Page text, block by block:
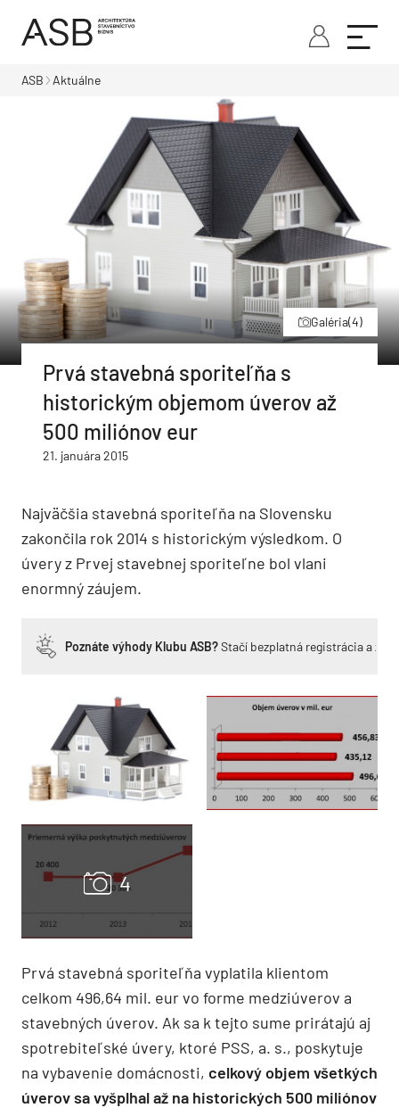
ASB Aktuálne
Galéria(4)
Prvá stavebná sporiteľňa s
historickým objemom úverov až
500 miliónov eur
21. januára 2015
Najväčšia stavebná sporiteľňa na Slovensku
zakončila rok 2014 s historickým výsledkom. O
úvery z Prvej stavebnej sporiteľne bol vlani
enormný záujem.
Poznáte výhody Klubu ASB?Stačí bezplatná registrácia a
Prvá stavebná sporiteľňa vyplatila klientom
celkom 496,64 mil. eur vo forme medziúverov a
stavebných úverov. Ak sa k tejto sume prirátajú aj
spotrebiteľské úvery, ktoré PSS, a. s., poskytuje
na vybavenie domácnosti, celkový objem všetkých
úverov sa vyšplhal až na historických 500 miliónov